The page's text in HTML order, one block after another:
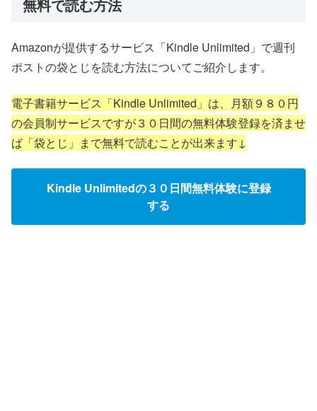
無料で読む方法
Amazonが提供するサービス「Kindle Unlimited」で週刊
ポストの袋とじを読む方法についてご紹介します。
電子書籍サービス「Kindle Unlimited」は、月額９８０円
の会員制サービスですが３０日間の無料体験登録を済ませ
ば「袋とじ」まで無料で読むことが出来ます↓
Kindle Unlimitedの３０日間無料体験に登録
する